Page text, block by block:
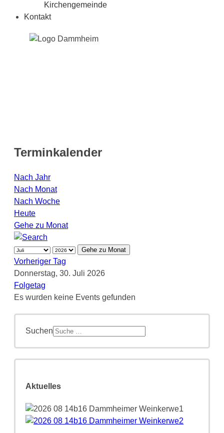
Kirchengemeinde
Kontakt
Terminkalender
Nach Jahr
Nach Monat
Nach Woche
Heute
Gehe zu Monat
Gehe zu Monat
Vorheriger Tag
Donnerstag, 30. Juli 2026
Folgetag
Es wurden keine Events gefunden
Suchen
Aktuelles